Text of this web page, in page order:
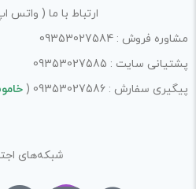
ارتباط با ما ( واتس
مشاوره فروش : 09353027584
پشتیانی سایت : 09353027585
پیگیری سفارش : 09353027586 (
شبکه‌های